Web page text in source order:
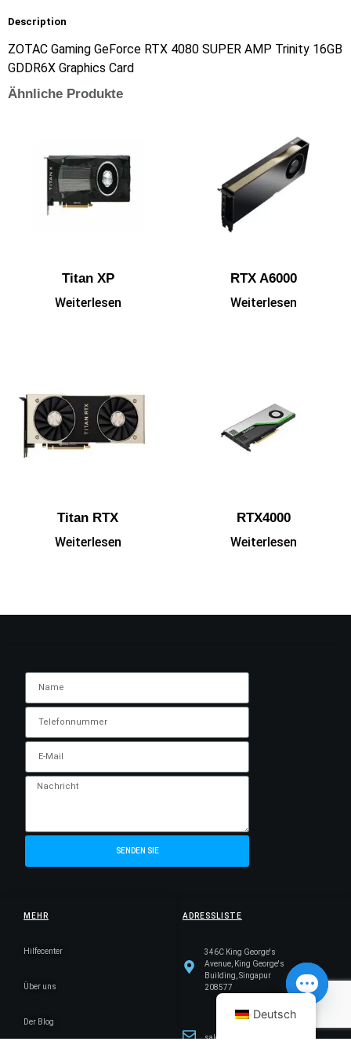
Description
ZOTAC Gaming GeForce RTX 4080 SUPER AMP Trinity 16GB
GDDR6X Graphics Card
Ähnliche Produkte
Titan XP
Weiterlesen
RTX A6000
Weiterlesen
Titan RTX
Weiterlesen
RTX4000
Weiterlesen
ADRESSLISTE
346C King George's
Avenue, King George's
Building, Singapur
208577
sales@cicserver.com
MEHR
Hilfecenter
Über uns
Der Blog
SENDEN SIE
Deutsch
Open